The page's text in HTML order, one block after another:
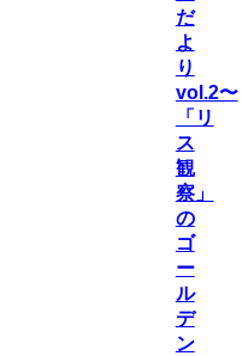
だ
よ
り
vol.2〜
「リ
ス
観
察」
の
ゴ
ー
ル
デ
ン